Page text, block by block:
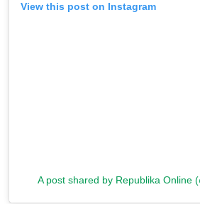
View this post on Instagram
A post shared by Republika Online